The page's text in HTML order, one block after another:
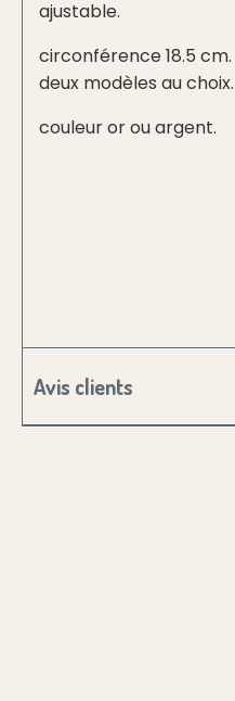
ajustable.
circonférence 18.5 cm.
deux modèles au choix.
couleur or ou argent.
Avis clients